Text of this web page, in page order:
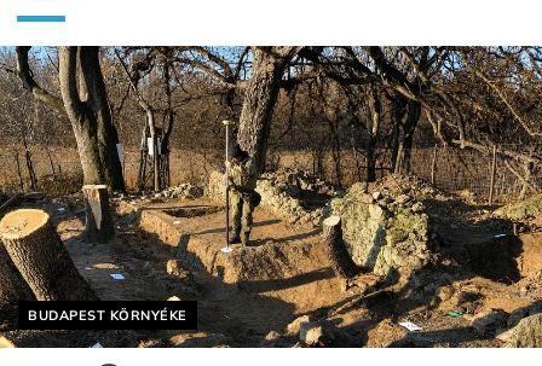
Helyszín címkék:
BUDAPEST KÖRNYÉKE